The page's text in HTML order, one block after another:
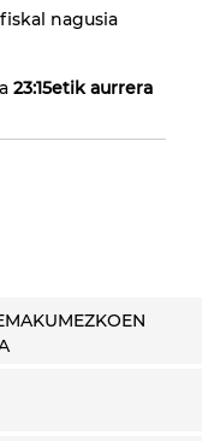
nagusia
23:15etik aurrera